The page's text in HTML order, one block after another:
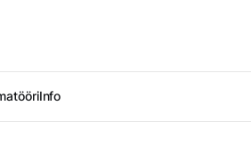
Info